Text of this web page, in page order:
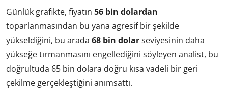
Günlük grafikte, fiyatın 56 bin dolardan
toparlanmasından bu yana agresif bir şekilde
yükseldiğini, bu arada 68 bin dolarseviyesinin daha
yükseğe tırmanmasını engellediğini söyleyen analist, bu
doğrultuda 65 bin dolara doğru kısa vadeli bir geri
çekilme gerçekleştiğini anımsattı.